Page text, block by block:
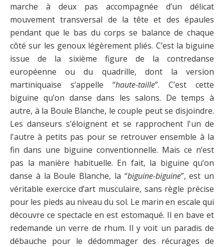
marche à deux pas accompagnée d’un délicat
mouvement transversal de la tête et des épaules
pendant que le bas du corps se balance de chaque
côté sur les genoux légèrement pliés. C’est la biguine
issue de la sixième figure de la contredanse
européenne ou du quadrille, dont la version
martiniquaise s’appelle “haute-taille”. C’est cette
biguine qu’on danse dans les salons. De temps à
autre, à la Boule Blanche, le couple peut se disjoindre.
Les danseurs s’éloignent et se rapprochent l'un de
l'autre à petits pas pour se retrouver ensemble à la
fin dans une biguine conventionnelle. Mais ce n’est
pas la manière habituelle. En fait, la biguine qu’on
danse à la Boule Blanche, la “biguine-biguine”, est un
véritable exercice d’art musculaire, sans règle précise
pour les pieds au niveau du sol. Le marin en escale qui
découvre ce spectacle en est estomaqué. Il en bave et
redemande un verre de rhum. Il y voit un paradis de
débauche pour le dédommager des récurages de